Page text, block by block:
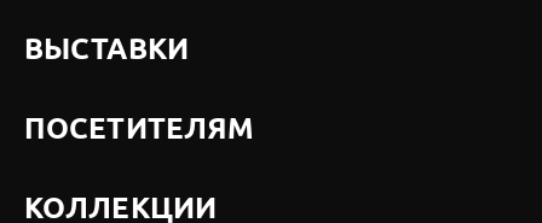
ВЫСТАВКИ
ПОСЕТИТЕЛЯМ
КОЛЛЕКЦИИ